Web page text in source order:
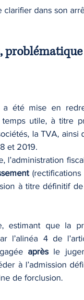
clarifier dans son
été mise en
utile, à titre
la TVA,
et 2019.
l’administration
(rectifications
à titre définitif
estimant que la
l’alinéa 4 de
après le
à l’admission
de forclusion.